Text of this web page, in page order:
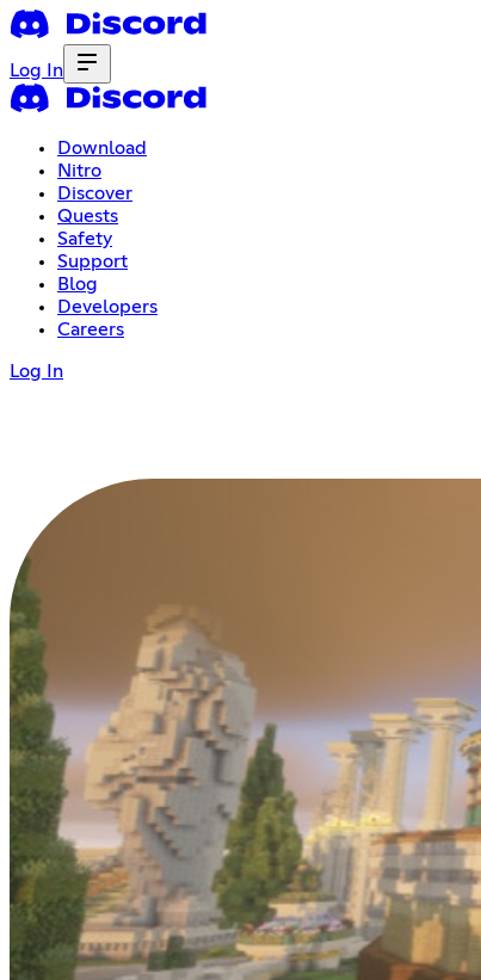
Log In
Download
Nitro
Discover
Quests
Safety
Support
Blog
Developers
Careers
Log In